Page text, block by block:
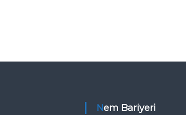
Nem Bariyeri